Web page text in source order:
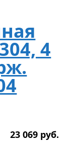
4
23 069 руб.